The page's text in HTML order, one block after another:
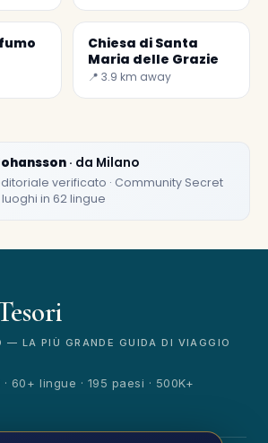
Chiesa di Santa
Maria delle Grazie
📍 3.9 km away
· da Milano
verificato · Community Secret
in 62 lingue
— LA PIÙ GRANDE GUIDA DI VIAGGIO
60+ lingue · 195 paesi · 500K+
& Tesori 2026
app worldwide